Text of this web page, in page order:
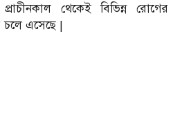
থেকেই বিভিন্ন রোগের
চলে এসেছে |